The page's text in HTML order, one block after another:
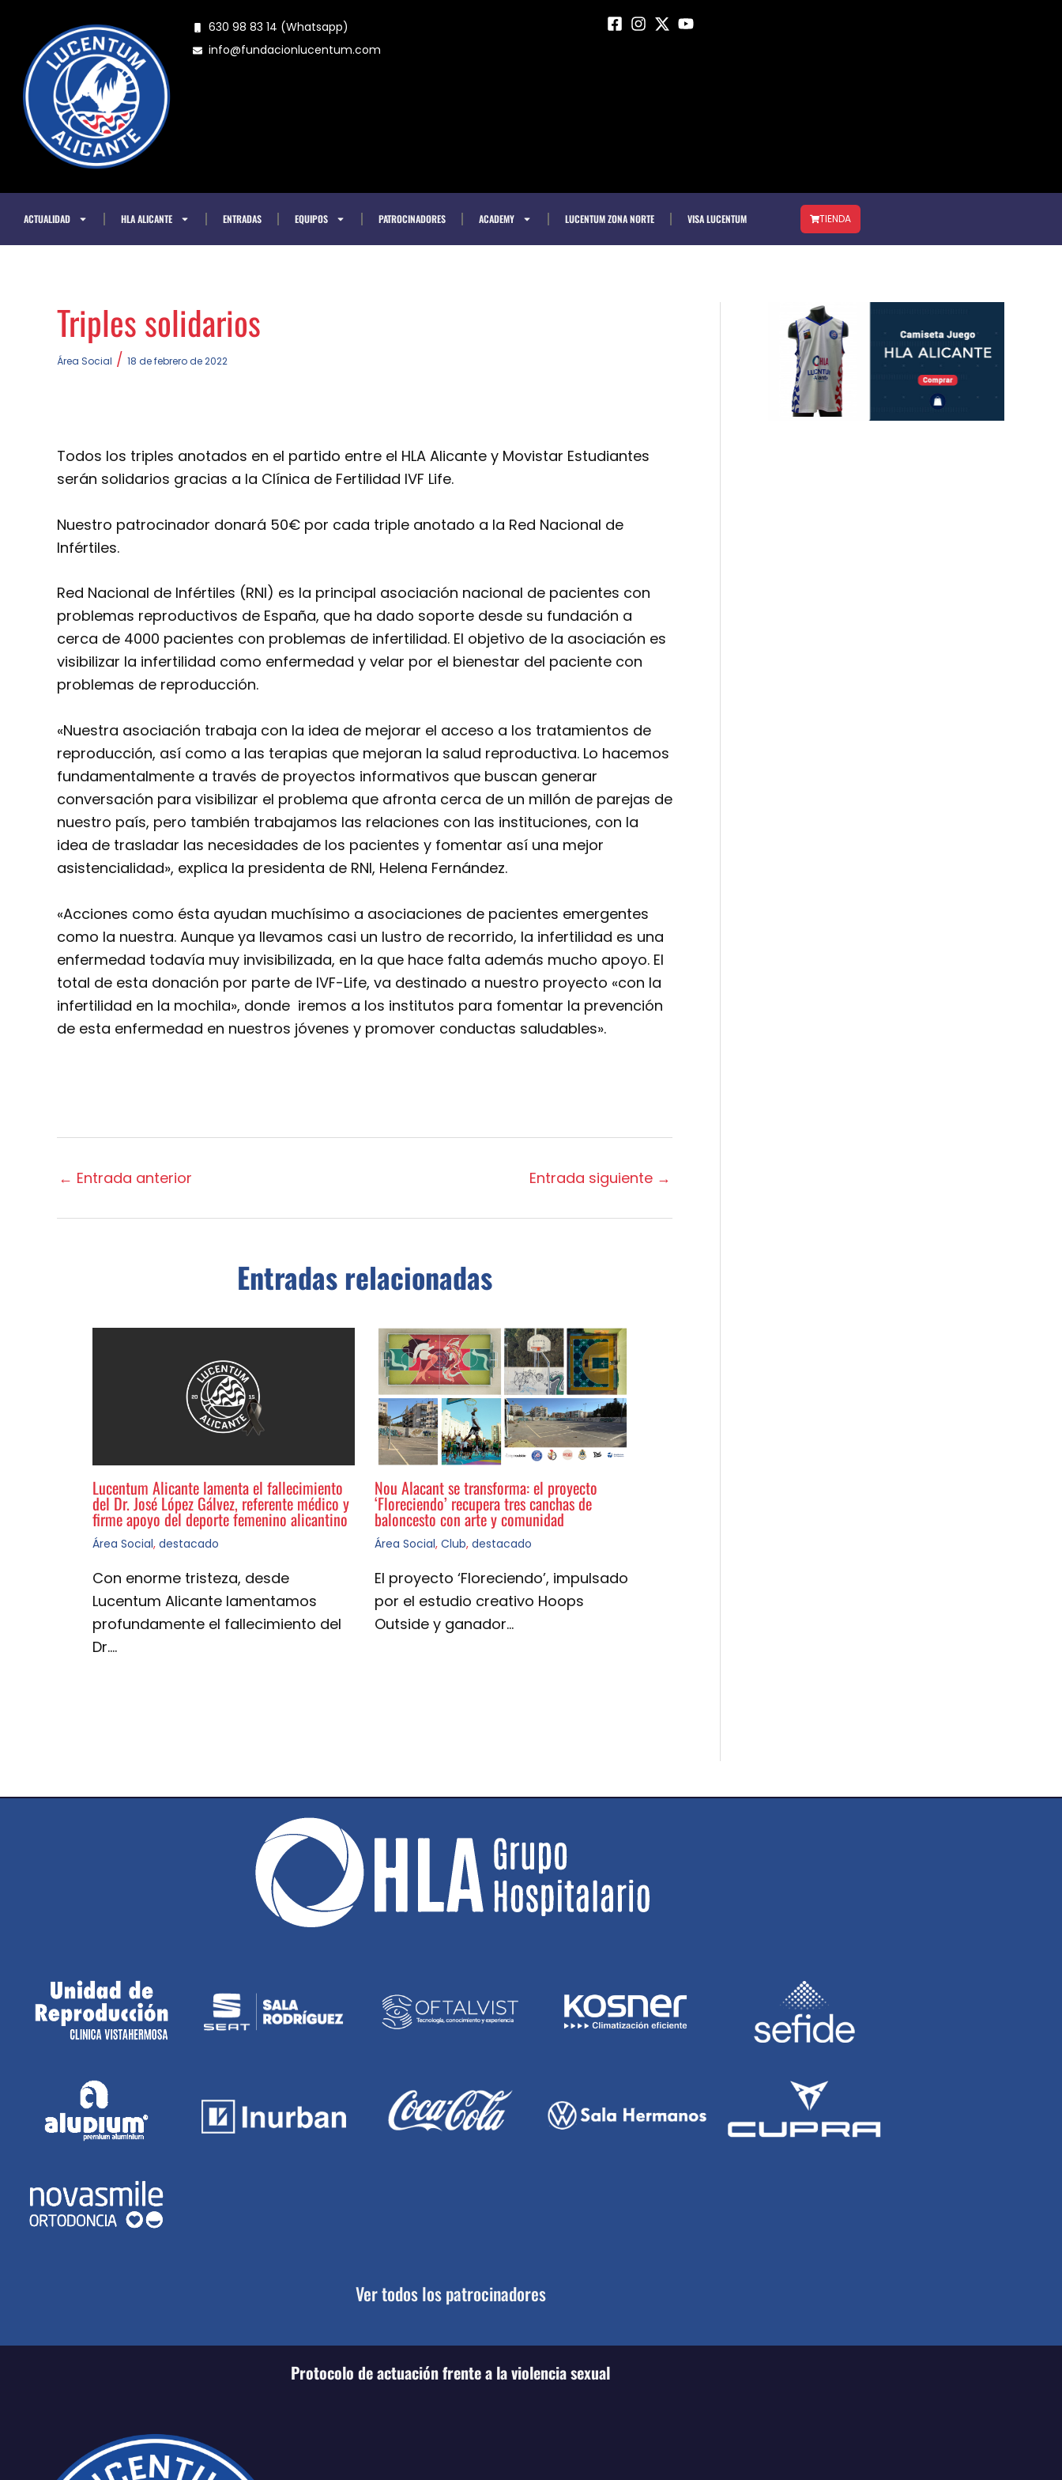
contenido
630 98 83 14 (Whatsapp)
info@fundacionlucentum.com
ACTUALIDAD HLA ALICANTE ENTRADAS EQUIPOS PATROCINADORES ACADEMY LUCENTUM ZONA NORTE VISA LUCENTUM TIENDA
Triples solidarios
Área Social / 18 de febrero de 2022
Todos los triples anotados en el partido entre el HLA Alicante y Movistar Estudiantes
serán solidarios gracias a la Clínica de Fertilidad IVF Life.
Nuestro patrocinador donará 50€ por cada triple anotado a la Red Nacional de
Infértiles.
Red Nacional de Infértiles (RNI) es la principal asociación nacional de pacientes con
problemas reproductivos de España, que ha dado soporte desde su fundación a
cerca de 4000 pacientes con problemas de infertilidad. El objetivo de la asociación es
visibilizar la infertilidad como enfermedad y velar por el bienestar del paciente con
problemas de reproducción.
«Nuestra asociación trabaja con la idea de mejorar el acceso a los tratamientos de
reproducción, así como a las terapias que mejoran la salud reproductiva. Lo hacemos
fundamentalmente a través de proyectos informativos que buscan generar
conversación para visibilizar el problema que afronta cerca de un millón de parejas de
nuestro país, pero también trabajamos las relaciones con las instituciones, con la
idea de trasladar las necesidades de los pacientes y fomentar así una mejor
asistencialidad», explica la presidenta de RNI, Helena Fernández.
«Acciones como ésta ayudan muchísimo a asociaciones de pacientes emergentes
como la nuestra. Aunque ya llevamos casi un lustro de recorrido, la infertilidad es una
enfermedad todavía muy invisibilizada, en la que hace falta además mucho apoyo. El
total de esta donación por parte de IVF-Life, va destinado a nuestro proyecto «con la
infertilidad en la mochila», donde iremos a los institutos para fomentar la prevención
de esta enfermedad en nuestros jóvenes y promover conductas saludables».
← Entrada anterior Entrada siguiente →
Entradas relacionadas
Lucentum Alicante lamenta el fallecimiento
del Dr. José López Gálvez, referente médico y
firme apoyo del deporte femenino alicantino
Área Social, destacado
Con enorme tristeza, desde
Lucentum Alicante lamentamos
profundamente el fallecimiento del
Dr.…
Nou Alacant se transforma: el proyecto
‘Floreciendo’ recupera tres canchas de
baloncesto con arte y comunidad
Área Social, Club, destacado
El proyecto ‘Floreciendo’, impulsado
por el estudio creativo Hoops
Outside y ganador…
Ver todos los patrocinadores
Protocolo de actuación frente a la violencia sexual